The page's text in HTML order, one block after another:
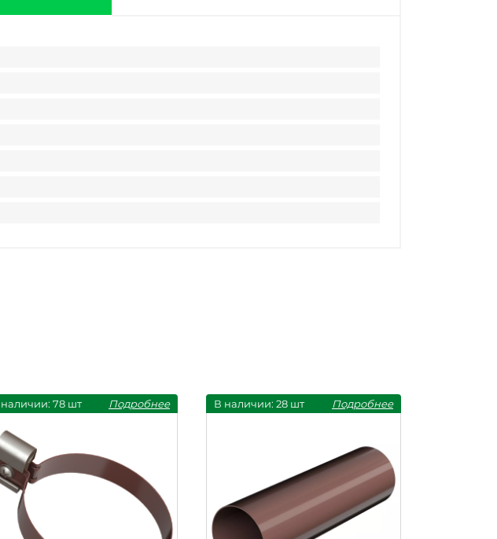
78 шт Подробнее В наличии: 28 шт Подробнее